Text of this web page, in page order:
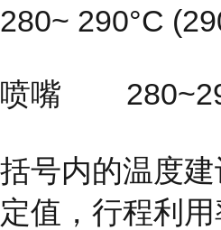
280~ 290°C
喷嘴
括号内的温度
定值，行程利